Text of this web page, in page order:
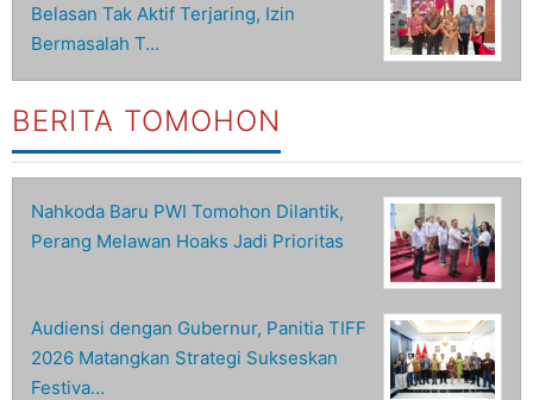
Belasan Tak Aktif Terjaring, Izin
Bermasalah T…
BERITA TOMOHON
Nahkoda Baru PWI Tomohon Dilantik,
Perang Melawan Hoaks Jadi Prioritas
Audiensi dengan Gubernur, Panitia TIFF
2026 Matangkan Strategi Sukseskan
Festiva…